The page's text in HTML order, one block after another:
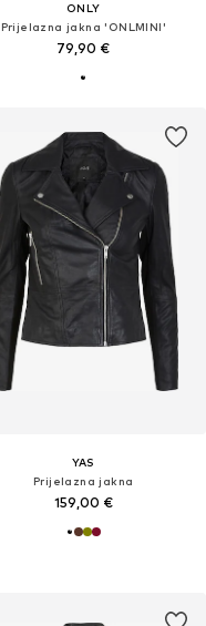
ONLY
Prijelazna jakna 'ONLMINI'
79,90 €
YAS
Prijelazna jakna
159,00 €